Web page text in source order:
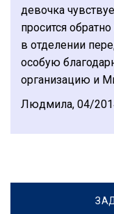
девочка
просится
в отделении
особую
организацию и
Людмила, 04/